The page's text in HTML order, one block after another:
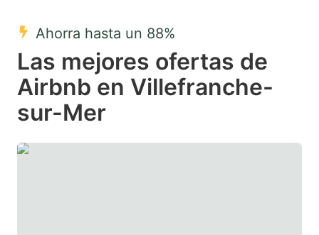
key
to
get
the
keyboard
shortcuts
to
get
the
shortcuts
Ahorra hasta un 88%
Las mejores ofertas de
Airbnb en Villefranche-
sur-Mer